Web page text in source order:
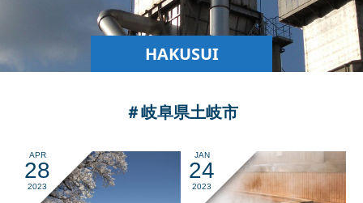
HAKUSUI
＃岐阜県土岐市
APR
28
2023
JAN
24
2023